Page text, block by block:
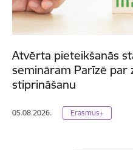
Atvērta pieteikšanās
semināram Parīzē par
stiprināšanu
05.08.2026. Erasmus+